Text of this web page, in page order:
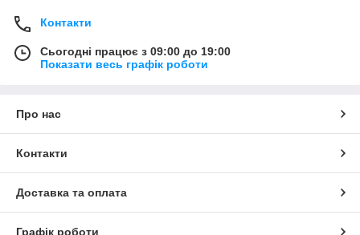
Контакти
Сьогодні працює з 09:00 до 19:00
Показати весь графік роботи
Про нас
Контакти
Доставка та оплата
Графік роботи